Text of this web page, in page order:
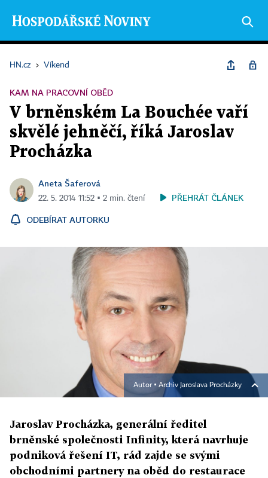
HN.cz › Víkend
KAM NA PRACOVNÍ OBĚD
V brněnském La Bouchée vaří
skvělé jehněčí, říká Jaroslav
Procházka
Aneta Šaferová
22. 5. 2014 11:52 ▪ 2 min. čtení PŘEHRÁT ČLÁNEK
ODEBÍRAT AUTORKU
Autor ▪ Archiv Jaroslava Procházky
Jaroslav Procházka, generální ředitel
brněnské společnosti Infinity, která navrhuje
podniková řešení IT, rád zajde se svými
obchodními partnery na oběd do restaurace